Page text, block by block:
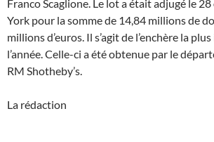
Franco Scaglione. Le lot a était adjugé le
York pour la somme de 14,84 millions de
millions d’euros. Il s’agit de l’enchère la
l’année. Celle-ci a été obtenue par le
RM Shotheby’s.
La rédaction